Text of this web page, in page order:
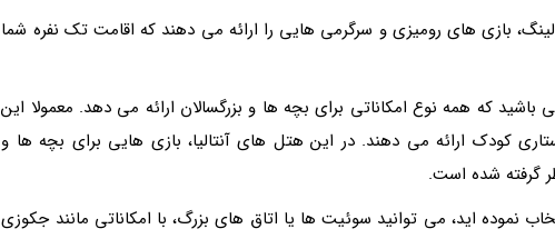
بازی های رومیزی و سرگرمی هایی را ارائه می دهند که اقامت تک نفره شما
باشید که همه نوع امکاناتی برای بچه ها و بزرگسالان ارائه می دهد. معمولا این
کودک ارائه می دهند. در این هتل های آنتالیا، بازی هایی برای بچه ها و
گرفته شده است.
نموده اید، می توانید سوئیت ها یا اتاق های بزرگ، با امکاناتی مانند جکوزی